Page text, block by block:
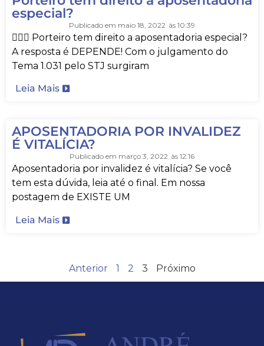
especial?
Publicado em maio 18, 2022 às 10:39
👨🏻‍✈️ Porteiro tem direito a aposentadoria especial?
A resposta é DEPENDE! Com o julgamento do
Tema 1.031 pelo STJ surgiram
Leia Mais
APOSENTADORIA POR INVALIDEZ
É VITALÍCIA?
Publicado em março 3, 2022 às 12:16
Aposentadoria por invalidez é vitalícia? Se você
tem esta dúvida, leia até o final. Em nossa
postagem de EXISTE UM
Leia Mais
Anterior 1 2 3 Próximo